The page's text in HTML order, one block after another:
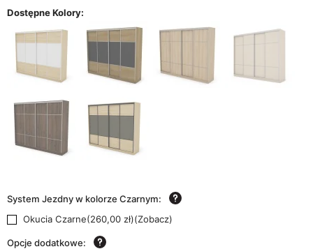
Dostępne Kolory:
System Jezdny w kolorze Czarnym:
Okucia Czarne(260,00 zł)(Zobacz)
Opcje dodatkowe: